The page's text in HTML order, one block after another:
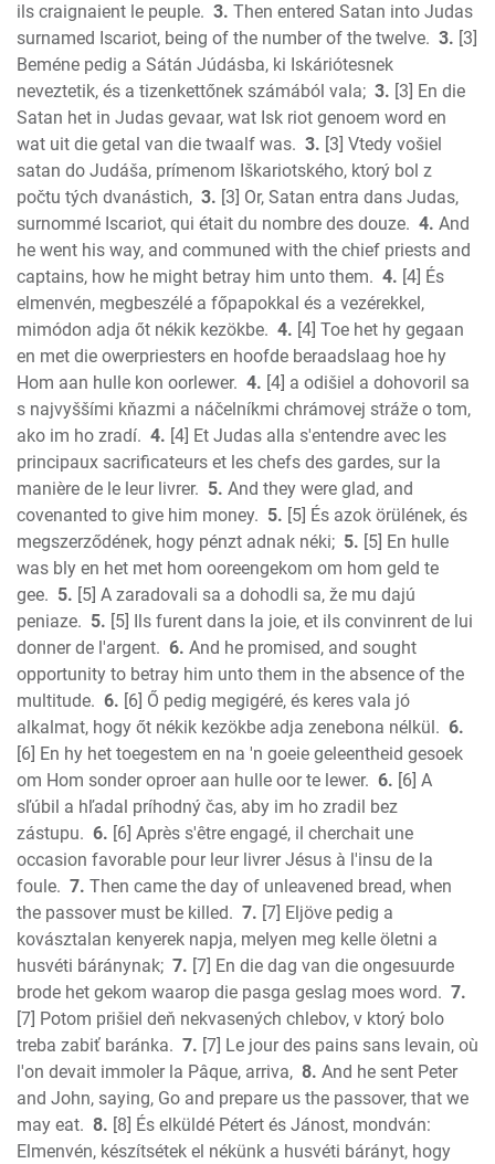
Ezekiel
Daniel
Hosea
Joel
Amos
Obadiah
Jonah
Micah
Nahum
Habakkuk
Zephaniah
Haggai
Zechariah
New Testament
Malachi
Matthew
Mark
Luke
John
Acts
Romans
1 Corinthians
2 Corinthians
Galatians
Ephesians
Phillipians
Colossians
1 Thess.
2 Thess.
1 Timothy
2 Timothy
Titus
Philemon
Hebrews
James
1 Peter
2 Peter
1 John
2 John
ils craignaient le peuple. 3. Then entered Satan into Judas
surnamed Iscariot, being of the number of the twelve. 3. [3]
Beméne pedig a Sátán Júdásba, ki Iskáriótesnek
neveztetik, és a tizenkettőnek számából vala; 3. [3] En die
Satan het in Judas gevaar, wat Isk riot genoem word en
wat uit die getal van die twaalf was. 3. [3] Vtedy vošiel
satan do Judáša, prímenom Iškariotského, ktorý bol z
počtu tých dvanástich, 3. [3] Or, Satan entra dans Judas,
surnommé Iscariot, qui était du nombre des douze. 4. And
he went his way, and communed with the chief priests and
captains, how he might betray him unto them. 4. [4] És
elmenvén, megbeszélé a főpapokkal és a vezérekkel,
mimódon adja őt nékik kezökbe. 4. [4] Toe het hy gegaan
en met die owerpriesters en hoofde beraadslaag hoe hy
Hom aan hulle kon oorlewer. 4. [4] a odišiel a dohovoril sa
s najvyššími kňazmi a náčelníkmi chrámovej stráže o tom,
ako im ho zradí. 4. [4] Et Judas alla s'entendre avec les
principaux sacrificateurs et les chefs des gardes, sur la
manière de le leur livrer. 5. And they were glad, and
covenanted to give him money. 5. [5] És azok örülének, és
megszerződének, hogy pénzt adnak néki; 5. [5] En hulle
was bly en het met hom ooreengekom om hom geld te
gee. 5. [5] A zaradovali sa a dohodli sa, že mu dajú
peniaze. 5. [5] Ils furent dans la joie, et ils convinrent de lui
donner de l'argent. 6. And he promised, and sought
opportunity to betray him unto them in the absence of the
multitude. 6. [6] Ő pedig megigéré, és keres vala jó
alkalmat, hogy őt nékik kezökbe adja zenebona nélkül. 6.
[6] En hy het toegestem en na 'n goeie geleentheid gesoek
om Hom sonder oproer aan hulle oor te lewer. 6. [6] A
sľúbil a hľadal príhodný čas, aby im ho zradil bez
zástupu. 6. [6] Après s'être engagé, il cherchait une
occasion favorable pour leur livrer Jésus à l'insu de la
foule. 7. Then came the day of unleavened bread, when
the passover must be killed. 7. [7] Eljöve pedig a
kovásztalan kenyerek napja, melyen meg kelle öletni a
husvéti báránynak; 7. [7] En die dag van die ongesuurde
brode het gekom waarop die pasga geslag moes word. 7.
[7] Potom prišiel deň nekvasených chlebov, v ktorý bolo
treba zabiť baránka. 7. [7] Le jour des pains sans levain, où
l'on devait immoler la Pâque, arriva, 8. And he sent Peter
and John, saying, Go and prepare us the passover, that we
may eat. 8. [8] És elküldé Pétert és Jánost, mondván:
Elmenvén, készítsétek el nékünk a husvéti bárányt, hogy